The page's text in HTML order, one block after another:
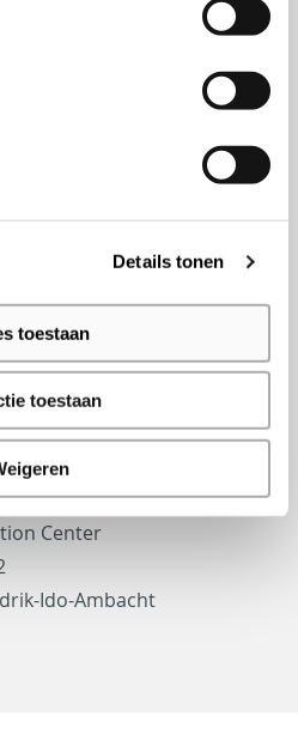
Details tonen
toestaan
toestaan
Stijlkamer
ruimte waar design
en is uitsluitend op
EEN AFSPRAAK
Center
Ido-Ambacht